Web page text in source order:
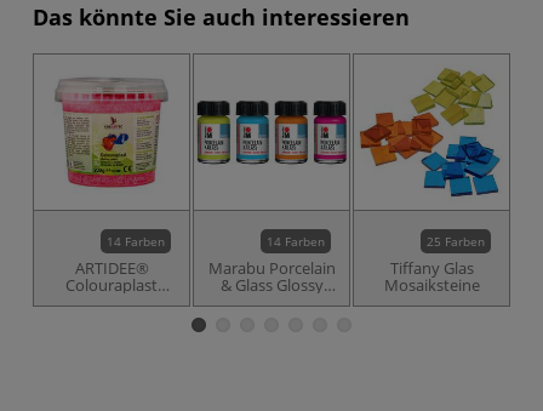
Das könnte Sie auch interessieren
14 Farben
ARTIDEE®
Colouraplast
Schmelzgranulat
14 Farben
Marabu Porcelain
& Glass Glossy
(glänzend)
25 Farben
Tiffany Glas
Mosaiksteine